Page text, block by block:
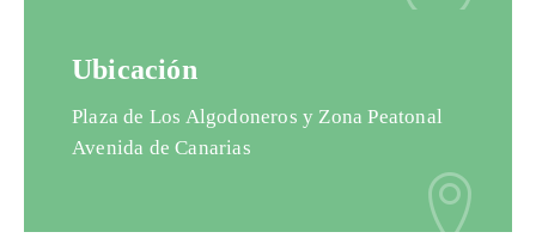
Ubicación
Plaza de Los Algodoneros y Zona Peatonal
Avenida de Canarias